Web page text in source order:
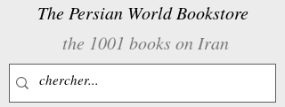
The Persian World Bookstore
the 1001 books on Iran